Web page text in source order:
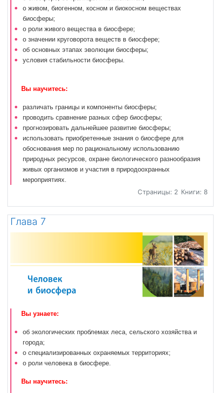
о живом, биогенном, косном и биокосном веществах
биосферы;
о роли живого вещества в биосфере;
о значении круговорота веществ в биосфере;
об основных этапах эволюции биосферы;
условия стабильности биосферы.
Вы научитесь:
различать границы и компоненты биосферы;
проводить сравнение разных сфер биосферы;
прогнозировать дальнейшее развитие биосферы;
использовать приобретенные знания о биосфере для
обоснования мер по рациональному использованию
природных ресурсов, охране биологического разнообразия
живых организмов и участия в природоохранных
мероприятиях.
Страницы: 2 Книги: 8
Глава 7
Вы узнаете:
об экологических проблемах леса, сельского хозяйства и
города;
о специализированных охраняемых территориях;
о роли человека в биосфере.
Вы научитесь: